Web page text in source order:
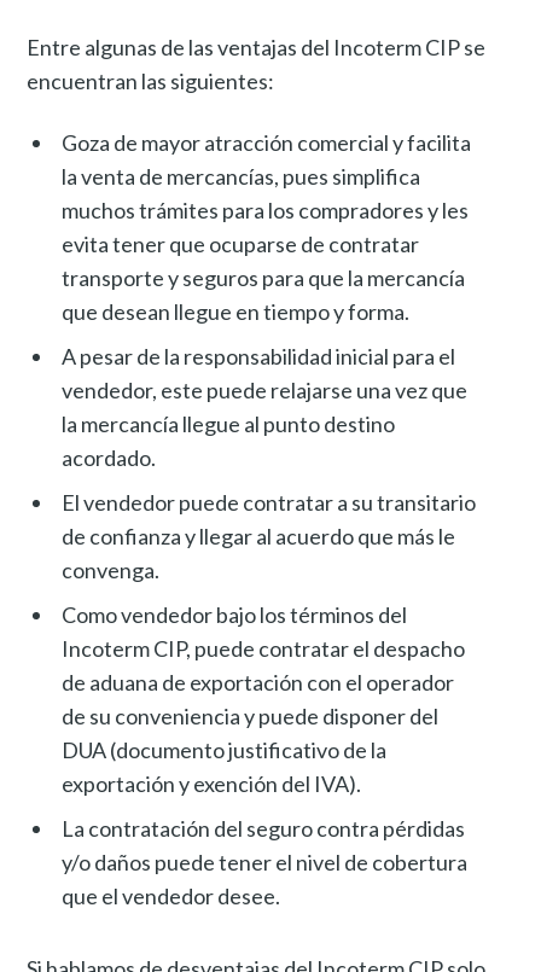
Entre algunas de las ventajas del Incoterm CIP se
encuentran las siguientes:
Goza de mayor atracción comercial y facilita
la venta de mercancías, pues simplifica
muchos trámites para los compradores y les
evita tener que ocuparse de contratar
transporte y seguros para que la mercancía
que desean llegue en tiempo y forma.
A pesar de la responsabilidad inicial para el
vendedor, este puede relajarse una vez que
la mercancía llegue al punto destino
acordado.
El vendedor puede contratar a su transitario
de confianza y llegar al acuerdo que más le
convenga.
Como vendedor bajo los términos del
Incoterm CIP, puede contratar el despacho
de aduana de exportación con el operador
de su conveniencia y puede disponer del
DUA (documento justificativo de la
exportación y exención del IVA).
La contratación del seguro contra pérdidas
y/o daños puede tener el nivel de cobertura
que el vendedor desee.